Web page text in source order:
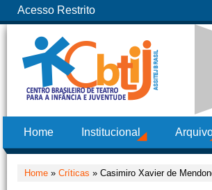
Acesso Restrito
Home Institucional
Home » Críticas » Casimiro Xavier de